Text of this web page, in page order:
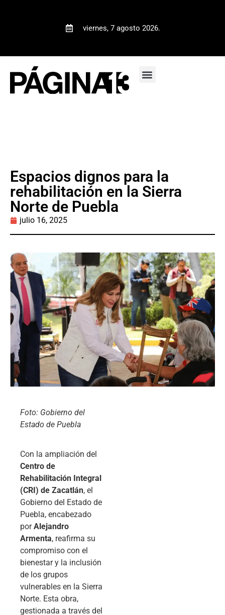
viernes, 7 agosto 2026.
Espacios dignos para la
rehabilitación en la Sierra
Norte de Puebla
julio 16, 2025
Foto: Gobierno del
Estado de Puebla
Con la ampliación del
Centro de
Rehabilitación Integral
(CRI) de Zacatlán, el
Gobierno del Estado de
Puebla, encabezado
porAlejandro
Armenta, reafirma su
compromiso con el
bienestar y la inclusión
de los grupos
vulnerables en la Sierra
Norte. Esta obra,
gestionada a través del